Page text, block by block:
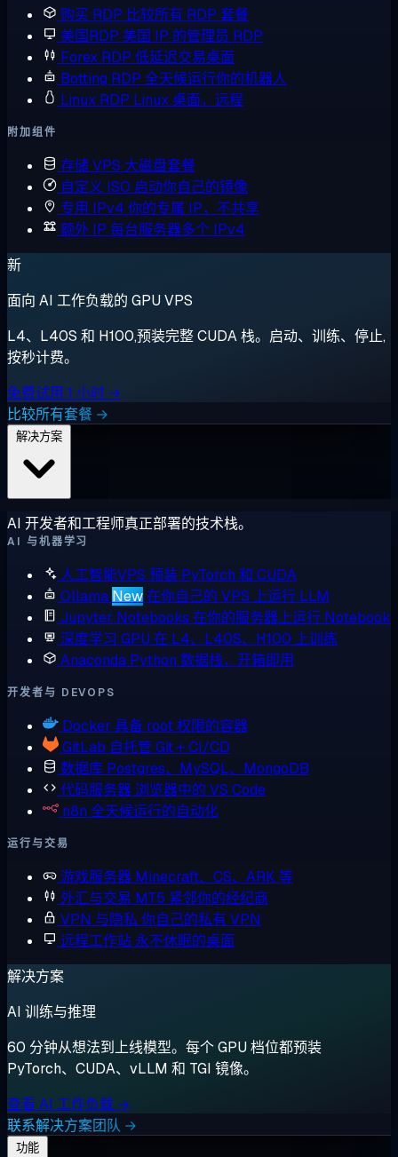
购买 RDP 比较所有 RDP 套餐
美国RDP 美国 IP 的管理员 RDP
Forex RDP 低延迟交易桌面
Botting RDP 全天候运行你的机器人
Linux RDP Linux 桌面，远程
附加组件
存储 VPS 大磁盘套餐
自定义 ISO 启动你自己的镜像
专用 IPv4 你的专属 IP，不共享
额外 IP 每台服务器多个 IPv4
新
面向 AI 工作负载的 GPU VPS
L4、L40S 和 H100,预装完整 CUDA 栈。启动、训练、停止,
按秒计费。
免费试用 1 小时 →
比较所有套餐 →
AI 开发者和工程师真正部署的技术栈。
AI 与机器学习
人工智能VPS 预装 PyTorch 和 CUDA
Ollama New在你自己的 VPS 上运行 LLM
Jupyter Notebooks 在你的服务器上运行 Notebook
深度学习 GPU 在 L4、L40S、H100 上训练
Anaconda Python 数据栈，开箱即用
开发者与 DEVOPS
Docker 具备 root 权限的容器
GitLab 自托管 Git + CI/CD
数据库 Postgres、MySQL、MongoDB
代码服务器 浏览器中的 VS Code
n8n 全天候运行的自动化
运行与交易
游戏服务器 Minecraft、CS、ARK 等
外汇与交易 MT5 紧邻你的经纪商
VPN 与隐私 你自己的私有 VPN
远程工作站 永不休眠的桌面
解决方案
AI 训练与推理
60 分钟从想法到上线模型。每个 GPU 档位都预装
PyTorch、CUDA、vLLM 和 TGI 镜像。
查看 AI 工作负载 →
联系解决方案团队 →